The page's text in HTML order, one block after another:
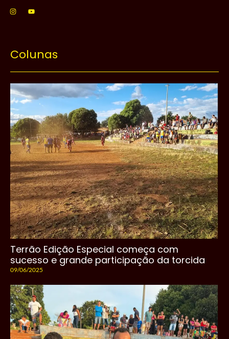
Colunas
Terrão Edição Especial começa com
sucesso e grande participação da torcida
09/06/2025